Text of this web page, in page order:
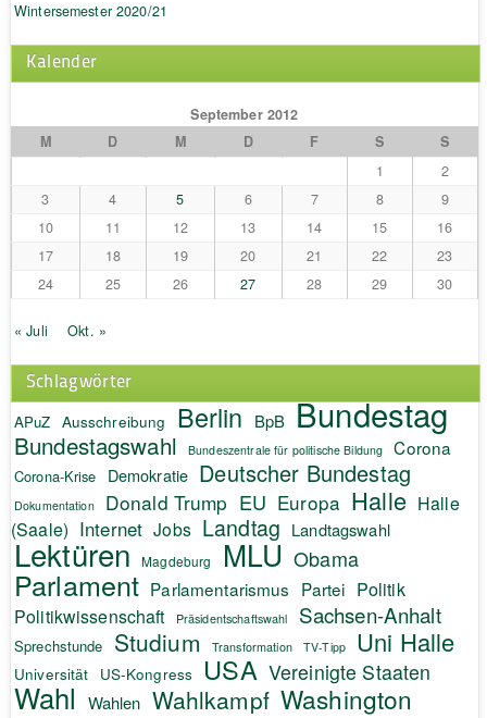
Wintersemester 2020/21
Kalender
September 2012
M
D M D F S
S
1
2
3
4 5 6 7 8
9
10
11 12 13 14 15
16
17
18 19 20 21 22
23
24
25 26 27 28 29 30
« Juli Okt. »
Schlagwörter
APuZ Ausschreibung Berlin BpB Bundestag
Bundestagswahl Bundeszentrale für politische Bildung Corona
Corona-Krise Demokratie Deutscher Bundestag
Dokumentation Donald Trump EU Europa Halle Halle
(Saale) Internet Jobs Landtag Landtagswahl
Lektüren Magdeburg MLU Obama
Parlament Parlamentarismus Partei Politik
Politikwissenschaft Präsidentschaftswahl Sachsen-Anhalt
Sprechstunde Studium Transformation TV-Tipp Uni Halle
Universität US-Kongress USA Vereinigte Staaten
Wahl Wahlen Wahlkampf Washington